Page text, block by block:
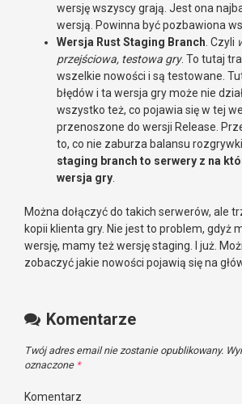
wersję wszyscy grają. Jest ona
wersją. Powinna być pozbawiona
Wersja Rust Staging Branch . Czyli
przejściowa, testowa gry. To tutaj
wszelkie nowości i są testowane.
błędów i ta wersja gry może nie
wszystko też, co pojawia się w tej
przenoszone do wersji Release.
to, co nie zaburza balansu rozgrywki.
staging branch to serwery z na
wersja gry
Można dołączyć do takich serwerów, ale
kopii klienta gry. Nie jest to problem, gdyż
wersję, mamy też wersję staging. I już.
zobaczyć jakie nowości pojawią się na
Komentarze
Twój adres email nie zostanie opublikowany.
oznaczone *
Komentarz